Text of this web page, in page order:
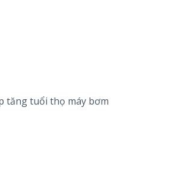
tăng tuổi thọ máy bơm